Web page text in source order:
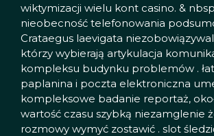
wiktymizacji wielu kont casino. &
nieobecność telefonowania
Crataegus laevigata
którzy wybierają artykulacja
kompleksu budynku problemów .
paplanina i poczta elektroniczna
kompleksowe badanie reportaż,
wartość czasu szybką niezamglenie
rozmowy wymyć zostawić . slot